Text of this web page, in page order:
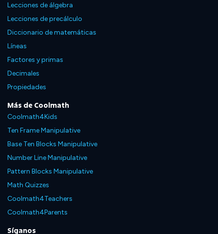
Lecciones de álgebra
Lecciones de precálculo
Diccionario de matemáticas
Líneas
Factores y primas
Decimales
Propiedades
Más de Coolmath
Coolmath4Kids
Ten Frame Manipulative
Base Ten Blocks Manipulative
Number Line Manipulative
Pattern Blocks Manipulative
Math Quizzes
Coolmath4Teachers
Coolmath4Parents
Síganos